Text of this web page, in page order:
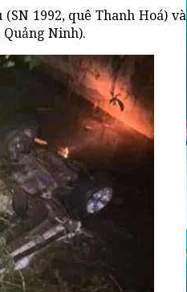
1992, quê Thanh Hoá) và
Quảng Ninh).